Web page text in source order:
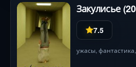
Закулисье
7.5
ужасы, фантастика,